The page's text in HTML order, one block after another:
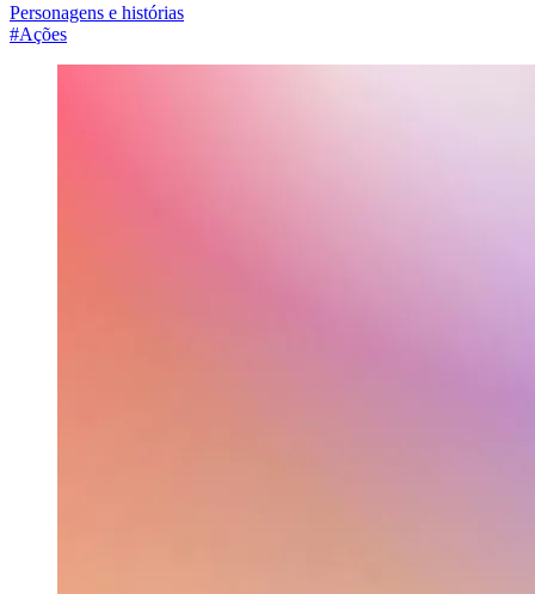
Personagens e histórias
#Ações